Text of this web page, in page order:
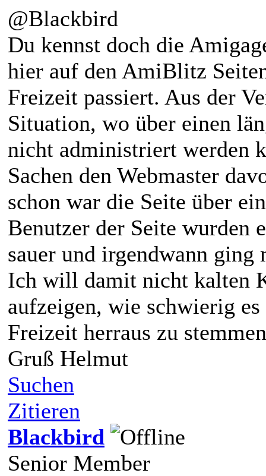
@Blackbird
Du kennst doch die
hier auf den AmiBlitz
Freizeit passiert. Aus der
Situation, wo über einen
nicht administriert werden
Sachen den Webmaster
schon war die Seite über
Benutzer der Seite wurden
sauer und irgendwann ging
Ich will damit nicht kalten
aufzeigen, wie schwierig
Freizeit herraus zu
Gruß Helmut
Suchen
Zitieren
Blackbird
Senior Member